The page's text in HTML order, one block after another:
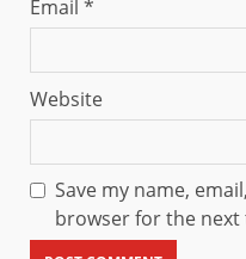
Email *
Website
Save my name,
browser for the